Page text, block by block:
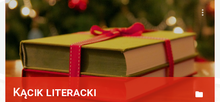
Kącik literacki